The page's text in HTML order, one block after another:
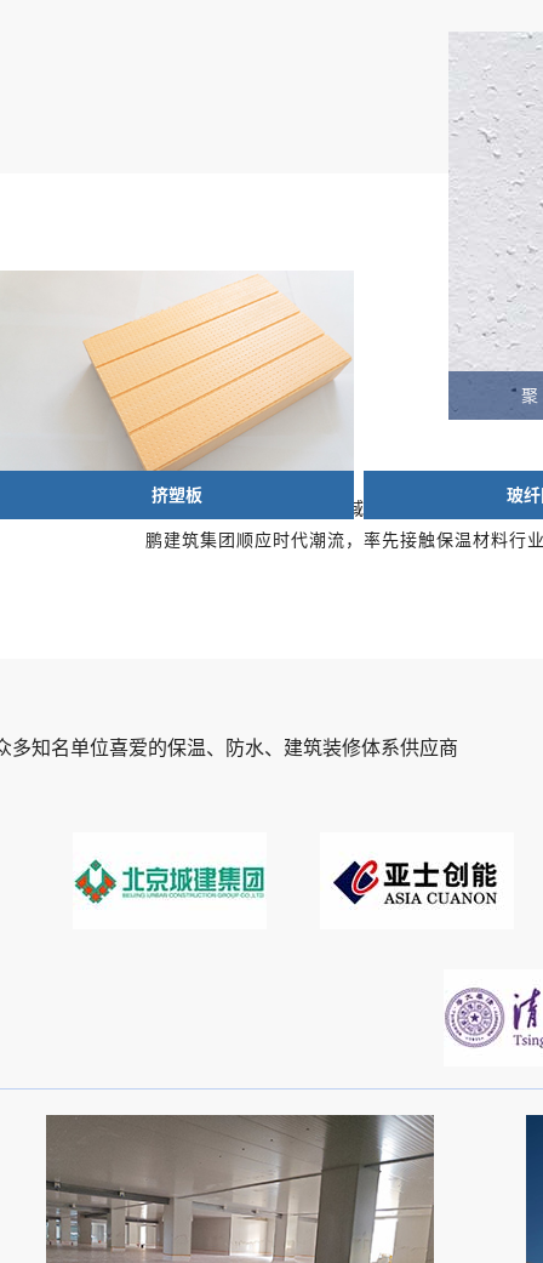
料。北鹏建筑集团采用玄武
岩生产的优质岩棉
2017
北鹏建筑集团深耕保温领域十余年。近年来，
鹏建筑集团顺应时代潮流，率先接触保温材料行
玻纤网布
多知名单位喜爱的保温、防水、建筑装修体系供应商